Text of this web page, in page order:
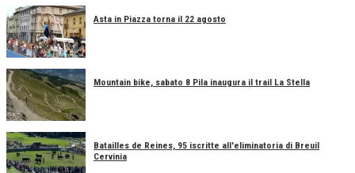
Asta in Piazza torna il 22 agosto
Mountain bike, sabato 8 Pila inaugura il trail La Stella
Batailles de Reines, 95 iscritte all'eliminatoria di Breuil
Cervinia